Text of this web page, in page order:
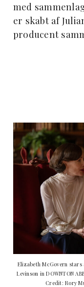
med
er skabt af
producent
Elizabeth McGovern
Levinson in DOWNTON
Credit: Rory